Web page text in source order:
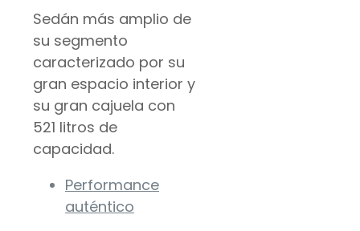
Sedán más amplio de
su segmento
caracterizado por su
gran espacio interior y
su gran cajuela con
521 litros de
capacidad.
Performance
auténtico